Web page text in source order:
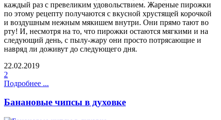
каждый раз с превеликим удовольствием. Жареные пирожки
по этому рецепту получаются с вкусной хрустящей корочкой
и воздушным нежным мякишем внутри. Они прямо тают во
рту! И, несмотря на то, что пирожки остаются мягкими и на
следующий день, с пылу-жару они просто потрясающие и
навряд ли доживут до следующего дня.
22.02.2019
2
Подробнее ...
Банановые чипсы в духовке